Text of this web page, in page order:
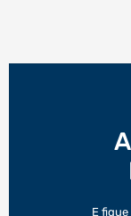
E